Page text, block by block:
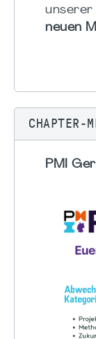
unserer
neuen
CHAPTER-
PMI